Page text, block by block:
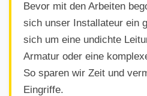
Bevor mit den Arbeiten
sich unser Installateur ein
sich um eine undichte
Armatur oder eine
So sparen wir Zeit und
Eingriffe.